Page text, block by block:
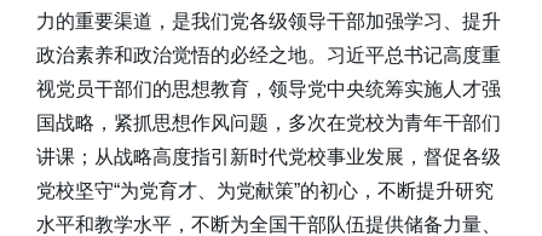
力的重要渠道，是我们党各级领导干部加强学习、提升
政治素养和政治觉悟的必经之地。习近平总书记高度重
视党员干部们的思想教育，领导党中央统筹实施人才强
国战略，紧抓思想作风问题，多次在党校为青年干部们
讲课；从战略高度指引新时代党校事业发展，督促各级
党校坚守“为党育才、为党献策”的初心，不断提升研究
水平和教学水平，不断为全国干部队伍提供储备力量、